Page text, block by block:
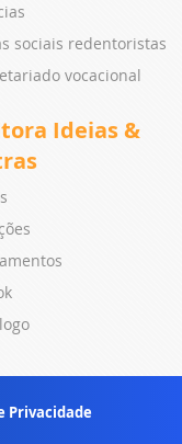
sociais redentoristas
vocacional
Ideias &
Privacidade